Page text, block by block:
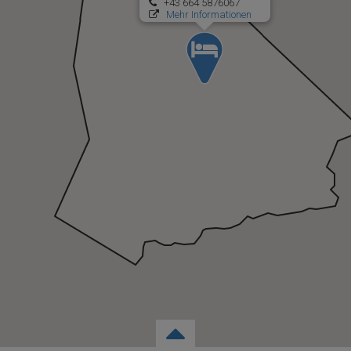
+43 664 5876067
Mehr Informationen